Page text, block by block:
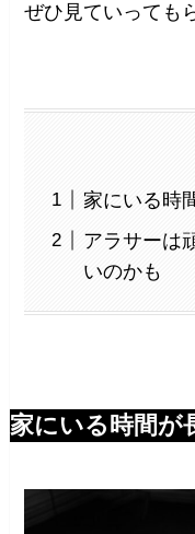
ぜひ見ていっても
家にいる時
アラサーは
いのかも
家にいる時間が